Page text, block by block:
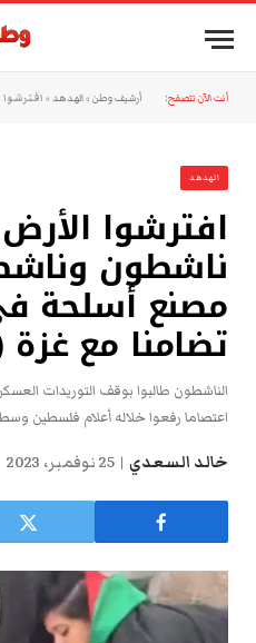
أنت الآن تتصفح: أرشيف وطن »الهدهد » افترشوا الأرض
الهدهد
افترشوا الأرض
ناشطون
مصنع أسلحة
تضامنا مع
الناشطون طالبوا بوقف التوريدات
اعتصاما رفعوا خلاله أعلام فلسطين
خالد السعدي 25 نوفمبر، 2023